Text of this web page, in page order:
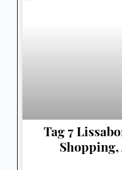
Tag 7
Shopping,